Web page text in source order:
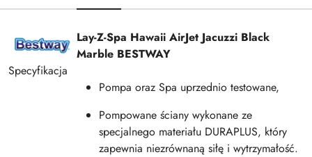
Lay-Z-Spa Hawaii AirJet Jacuzzi Black
Marble BESTWAY
Specyfikacja
Pompa oraz Spa uprzednio testowane,
Pompowane ściany wykonane ze
specjalnego materiału DURAPLUS, który
zapewnia niezrównaną siłę i wytrzymałość.